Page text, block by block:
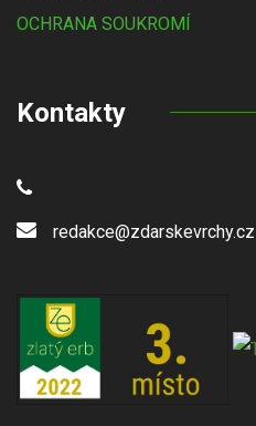
OCHRANA SOUKROMÍ
Kontakty
redakce@zdarskevrchy.cz